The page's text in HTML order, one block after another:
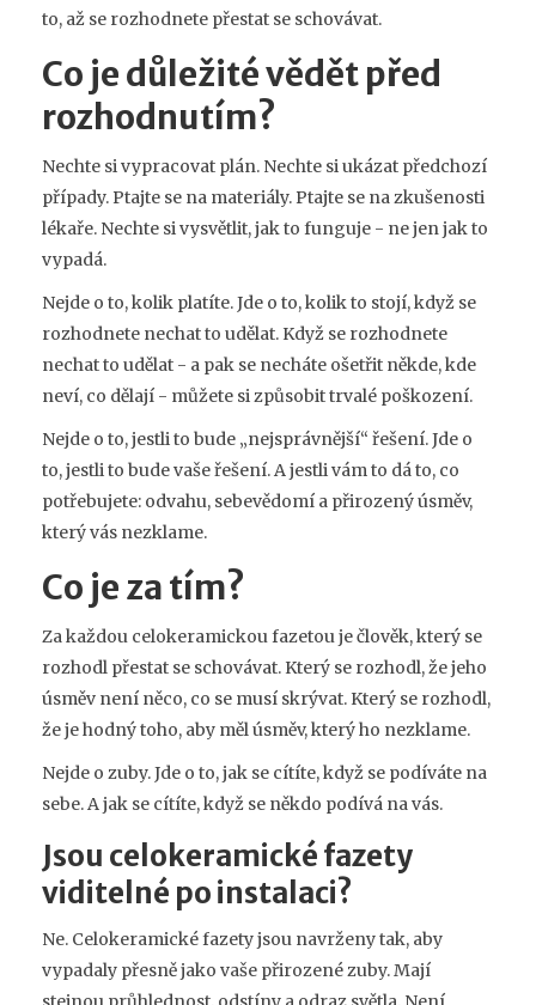
to, až se rozhodnete přestat se schovávat.
Co je důležité vědět před
rozhodnutím?
Nechte si vypracovat plán. Nechte si ukázat předchozí
případy. Ptajte se na materiály. Ptajte se na zkušenosti
lékaře. Nechte si vysvětlit, jak to funguje - ne jen jak to
vypadá.
Nejde o to, kolik platíte. Jde o to, kolik to stojí, když se
rozhodnete nechat to udělat. Když se rozhodnete
nechat to udělat - a pak se necháte ošetřit někde, kde
neví, co dělají - můžete si způsobit trvalé poškození.
Nejde o to, jestli to bude „nejsprávnější“ řešení. Jde o
to, jestli to bude vaše řešení. A jestli vám to dá to, co
potřebujete: odvahu, sebevědomí a přirozený úsměv,
který vás nezklame.
Co je za tím?
Za každou celokeramickou fazetou je člověk, který se
rozhodl přestat se schovávat. Který se rozhodl, že jeho
úsměv není něco, co se musí skrývat. Který se rozhodl,
že je hodný toho, aby měl úsměv, který ho nezklame.
Nejde o zuby. Jde o to, jak se cítíte, když se podíváte na
sebe. A jak se cítíte, když se někdo podívá na vás.
Jsou celokeramické fazety
viditelné po instalaci?
Ne. Celokeramické fazety jsou navrženy tak, aby
vypadaly přesně jako vaše přirozené zuby. Mají